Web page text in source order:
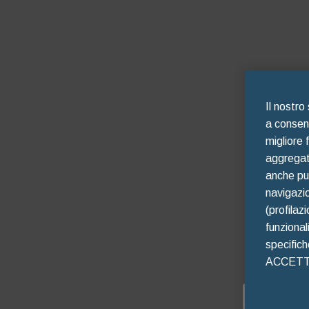
Il
a
migliore
anche